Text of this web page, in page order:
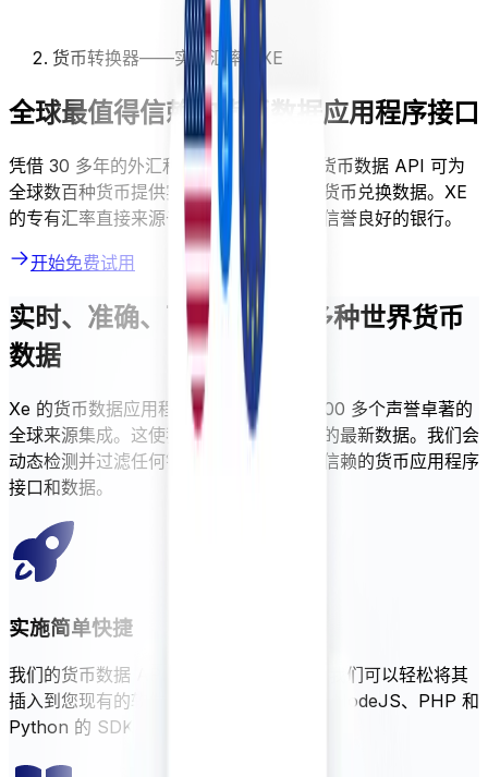
货币转换器——实时汇率 | XE
全球最值得信赖的货币数据应用程序接口
凭借 30 多年的外汇和货币经验，我们的货币数据 API 可为
全球数百种货币提供实时、准确和可靠的货币兑换数据。XE
的专有汇率直接来源于金融数据提供商和信誉良好的银行。
开始免费试用
实时、准确、可靠的 220 多种世界货币
数据
Xe 的货币数据应用程序接口（API）与 100 多个声誉卓著的
全球来源集成。这使我们能够提供最准确的最新数据。我们会
动态检测并过滤任何错误，为您提供值得信赖的货币应用程序
接口和数据。
实施简单快捷
我们的货币数据 API 专为开发人员设计。我们可以轻松将其
插入到您现有的软件中。您将收到 Java、NodeJS、PHP 和
Python 的 SDK。